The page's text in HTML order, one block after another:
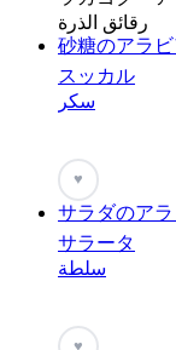
رقائق الذرة
砂糖のアラ
スッカル
سكر
♥
サラダのア
サラータ
سلطة
♥